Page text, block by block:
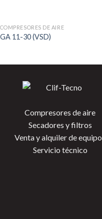
COMPRESORES DE AIRE
GA 11-30 (VSD)
Compresores de aire
Secadores y filtros
Venta y alquiler de
Servicio técnico